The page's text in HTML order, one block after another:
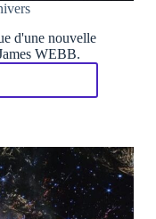
d'une nouvelle
WEBB.